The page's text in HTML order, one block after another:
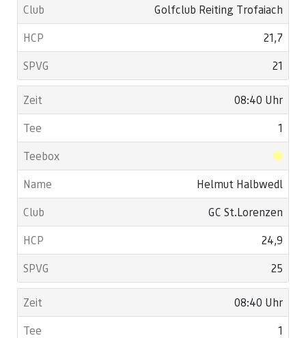
Golfclub Reiting Trofaiach
21,7
21
08:40 Uhr
1
Helmut Halbwedl
GC St.Lorenzen
24,9
25
08:40 Uhr
1